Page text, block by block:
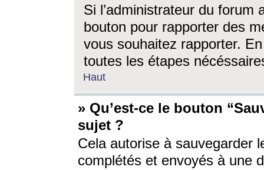
Si l’administrateur du forum
bouton pour rapporter des
vous souhaitez rapporter.
toutes les étapes
Haut
» Qu’est-ce le bouton
sujet ?
Cela autorise à sauvegarder
complétés et envoyés à une